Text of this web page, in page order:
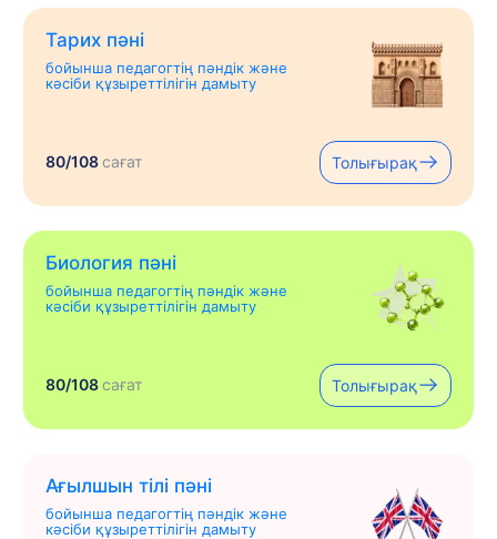
Тарих пәні
бойынша педагогтің пәндік және
кәсіби құзыреттілігін дамыту
80/108сағат Толығырақ
Биология пәні
бойынша педагогтің пәндік және
кәсіби құзыреттілігін дамыту
80/108сағат Толығырақ
Ағылшын тілі пәні
бойынша педагогтің пәндік және
кәсіби құзыреттілігін дамыту